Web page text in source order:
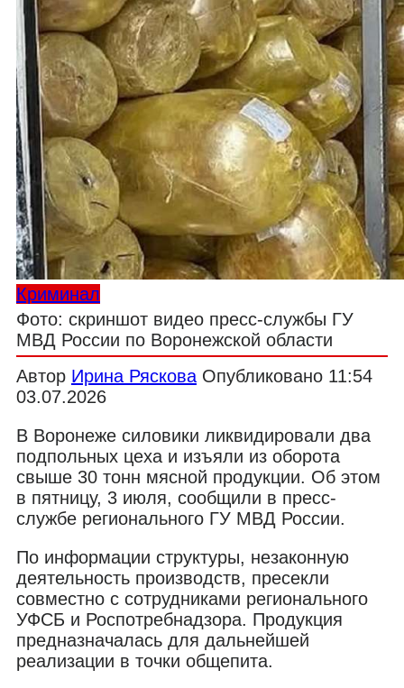
Криминал
Фото: скриншот видео пресс-службы ГУ
МВД России по Воронежской области
Автор Ирина Ряскова Опубликовано 11:54
03.07.2026
В Воронеже силовики ликвидировали два
подпольных цеха и изъяли из оборота
свыше 30 тонн мясной продукции. Об этом
в пятницу, 3 июля, сообщили в пресс-
службе регионального ГУ МВД России.
По информации структуры, незаконную
деятельность производств, пресекли
совместно с сотрудниками регионального
УФСБ и Роспотребнадзора. Продукция
предназначалась для дальнейшей
реализации в точки общепита.